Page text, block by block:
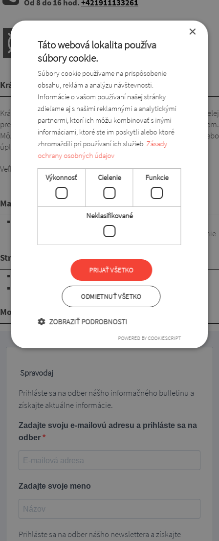
Od 8 do 16 hod.+421911133261
Krátky popis
Krásna, módna vzorovaná košeľová blúzka s gombíkmi po celej
prednej časti. Spustené ramená, bočné rozparky, zaoblený lem.
Môžete ju nosiť rozopnutú cez top, módne zaviazanú vpredu alebo
úplne zapnutú. Vyrobená z príjemného, ​​kvalitného materiálu!
Veľkosti S (L, XL), M (2-3XL), L (4-5XL)
Materiál
65% viskóza, 35% polyester. Zaručuje pohodlné nosenie, je
priedušná a elastická. Ľahko sa ošetruje, rýchlo schne. Žehlenie
si nevyžaduje.
Strih
s dĺžkou pod úroveň bokov
Mohlo by sa Vám páčiť
Spravodaj
Prihláste sa na odber nášho informačného bulletinu a
získajte aktuálne informácie.
Zadajte svoju e-mailovú adresu a prihláste sa na
odber
Zadajte svoje meno
Prihláste sa na odber nášho newslettera a získajte
×
Táto webová lokalita používa
súbory cookie.
Súbory cookie používame na prispôsobenie
obsahu, reklám a analýzu návštevnosti.
Informácie o vašom používaní našej stránky
zdieľame aj s našimi reklamnými a analytickými
partnermi, ktorí ich môžu kombinovať s inými
informáciami, ktoré ste im poskytli alebo ktoré
zhromaždili pri používaní ich služieb.Zásady
ochrany osobných údajov
Výkonnosť Cielenie Funkcie
Neklasifikované
PRIJAŤ VŠETKO
ODMIETNUŤ VŠETKO
ZOBRAZIŤ PODROBNOSTI
POWERED BY COOKIESCRIPT